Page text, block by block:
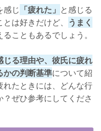
感じ 「疲れた」 と感じる
は好きだけど、 うまく
ることもあるでしょう。
る理由や、彼氏に疲れ
かの判断基準について紹
たときには、どんな行
ぜひ参考にしてくださ